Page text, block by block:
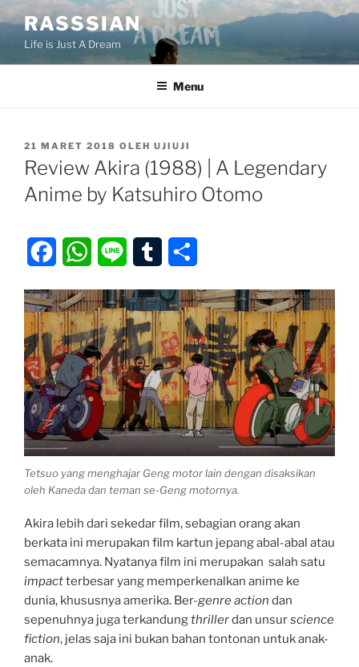
ke
konten
RASSSIAN
Life is Just A Dream
Menu
DIPOSKAN
PADA
21 MARET 2018 OLEH UJIUJI
Review Akira (1988) | A Legendary
Anime by Katsuhiro Otomo
c
e
b
o
o
k
W
a
t
s
A
p
p
n
e
m
b
l
r
a
r
e
Tetsuo yang menghajar Geng motor lain dengan disaksikan
oleh Kaneda dan teman se-Geng motornya.
Akira lebih dari sekedar film, sebagian orang akan
berkata ini merupakan film kartun jepang abal-abal atau
semacamnya. Nyatanya film ini merupakan salah satu
impactterbesar yang memperkenalkan anime ke
dunia, khususnya amerika. Ber-genreaction dan
sepenuhnya juga terkandungthrillerdan unsurscience
fiction, jelas saja ini bukan bahan tontonan untuk anak-
anak.